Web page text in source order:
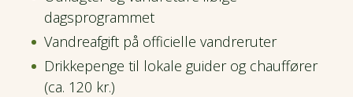
dagsprogrammet
Vandreafgift på officielle vandreruter
Drikkepenge til lokale guider og chauffører
(ca. 120 kr.)